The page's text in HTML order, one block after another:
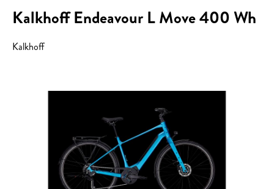
Kalkhoff Endeavour L Move 400 Wh
Kalkhoff